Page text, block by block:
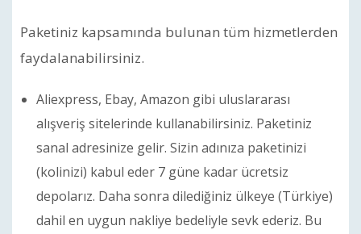
Paketiniz kapsamında bulunan tüm hizmetlerden
faydalanabilirsiniz.
Aliexpress, Ebay, Amazon gibi uluslararası
alışveriş sitelerinde kullanabilirsiniz. Paketiniz
sanal adresinize gelir. Sizin adınıza paketinizi
(kolinizi) kabul eder 7 güne kadar ücretsiz
depolarız. Daha sonra dilediğiniz ülkeye (Türkiye)
dahil en uygun nakliye bedeliyle sevk ederiz. Bu